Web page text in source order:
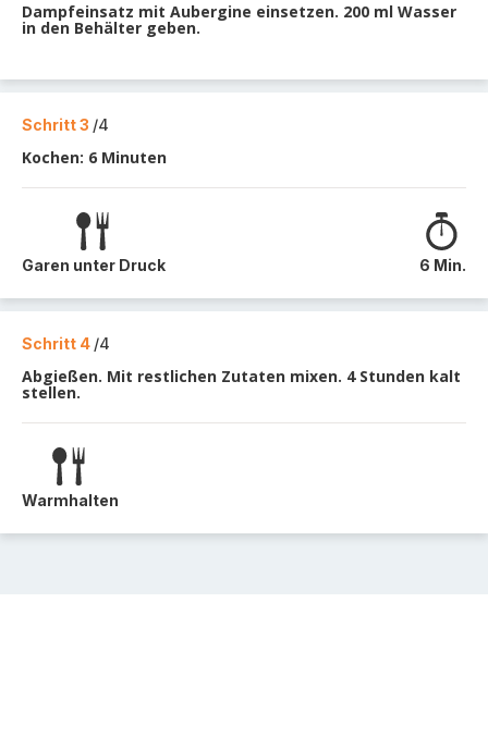
Dampfeinsatz mit Aubergine einsetzen. 200 ml Wasser
in den Behälter geben.
Schritt 3 /4
Kochen: 6 Minuten
Garen unter Druck 6 Min.
Schritt 4 /4
Abgießen. Mit restlichen Zutaten mixen. 4 Stunden kalt
stellen.
Warmhalten